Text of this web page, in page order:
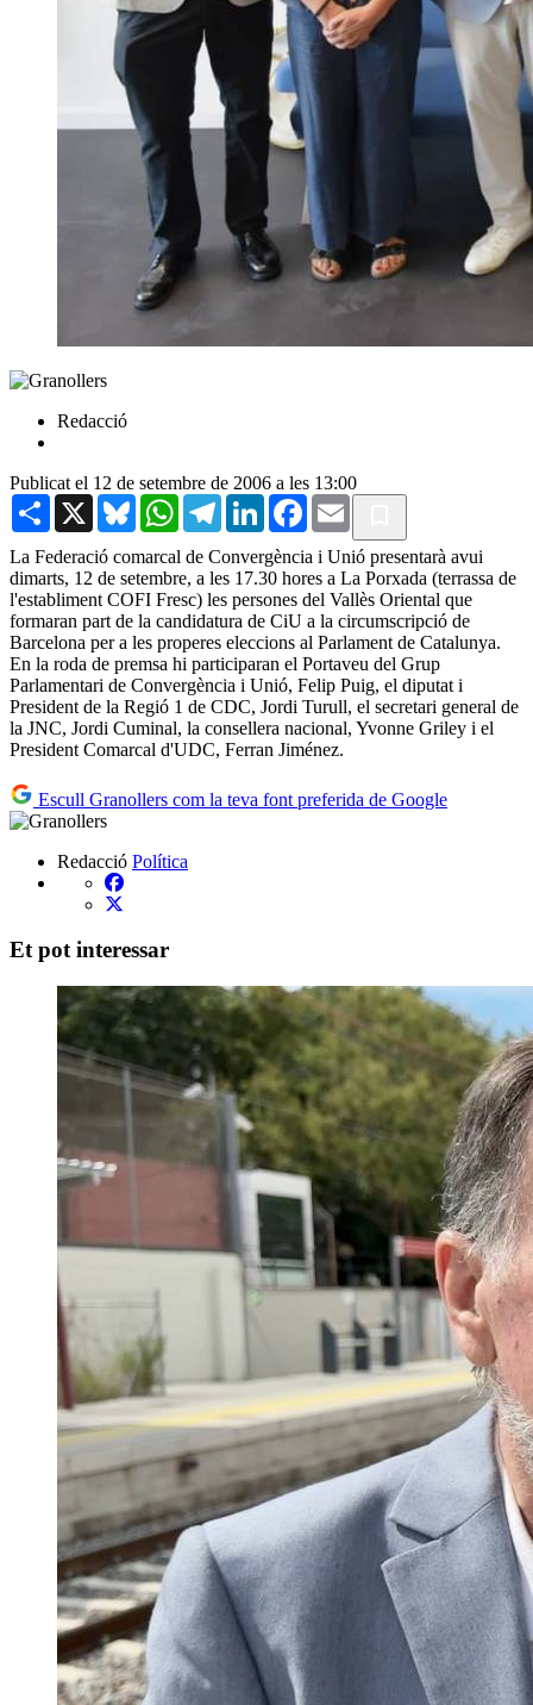
Redacció
Publicat el 12 de setembre de 2006 a les 13:00
Share X BlueskyWhatsAppTelegramLinkedInFacebook
Email
La Federació comarcal de Convergència i Unió presentarà avui
dimarts, 12 de setembre, a les 17.30 hores a La Porxada (terrassa de
l'establiment COFI Fresc) les persones del Vallès Oriental que
formaran part de la candidatura de CiU a la circumscripció de
Barcelona per a les properes eleccions al Parlament de Catalunya.
En la roda de premsa hi participaran el Portaveu del Grup
Parlamentari de Convergència i Unió, Felip Puig, el diputat i
President de la Regió 1 de CDC, Jordi Turull, el secretari general de
la JNC, Jordi Cuminal, la consellera nacional, Yvonne Griley i el
President Comarcal d'UDC, Ferran Jiménez.
Escull Granollers com la teva font preferida de Google
Redacció Política
Et pot interessar